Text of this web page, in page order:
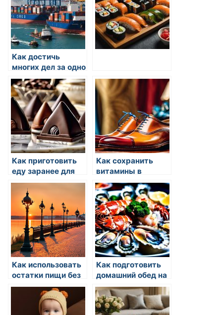
Как достичь
многих дел за одно
время на кухне
Как приготовить
еду заранее для
всей недели
Как сохранить
витамины в
продуктах
Как использовать
остатки пищи без
отходов
Как подготовить
домашний обед на
неделю